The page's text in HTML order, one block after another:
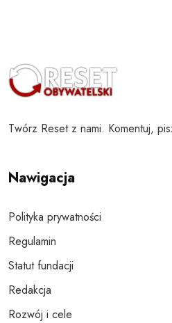
Twórz Reset z nami. Komentuj,
Nawigacja
Polityka prywatności
Regulamin
Statut fundacji
Redakcja
Rozwój i cele